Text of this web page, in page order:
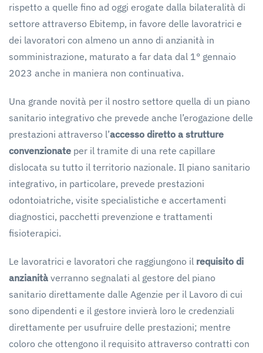
rispetto a quelle fino ad oggi erogate dalla bilateralità di
settore attraverso Ebitemp, in favore delle lavoratrici e
dei lavoratori con almeno un anno di anzianità in
somministrazione, maturato a far data dal 1° gennaio
2023 anche in maniera non continuativa.
Una grande novità per il nostro settore quella di un piano
sanitario integrativo che prevede anche l’erogazione delle
prestazioni attraverso l’accesso diretto a strutture
convenzionate per il tramite di una rete capillare
dislocata su tutto il territorio nazionale. Il piano sanitario
integrativo, in particolare, prevede prestazioni
odontoiatriche, visite specialistiche e accertamenti
diagnostici, pacchetti prevenzione e trattamenti
fisioterapici.
Le lavoratrici e lavoratori che raggiungono il requisito di
anzianità verranno segnalati al gestore del piano
sanitario direttamente dalle Agenzie per il Lavoro di cui
sono dipendenti e il gestore invierà loro le credenziali
direttamente per usufruire delle prestazioni; mentre
coloro che ottengono il requisito attraverso contratti con